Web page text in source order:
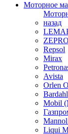
Моторное
назад
ZEPRO
Repsol
Mirax
Avista
Orlen
Bardahl
Mobil
Liqui